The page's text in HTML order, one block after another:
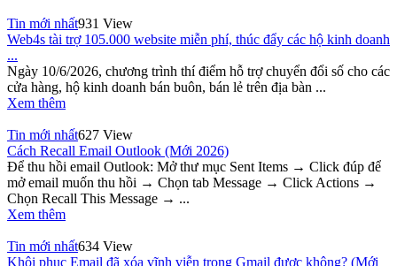
Tin mới nhất931 View
Web4s tài trợ 105.000 website miễn phí, thúc đẩy các hộ kinh doanh
...
Ngày 10/6/2026, chương trình thí điểm hỗ trợ chuyển đổi số cho các
cửa hàng, hộ kinh doanh bán buôn, bán lẻ trên địa bàn ...
Xem thêm
Tin mới nhất627 View
Cách Recall Email Outlook (Mới 2026)
Để thu hồi email Outlook: Mở thư mục Sent Items → Click đúp để
mở email muốn thu hồi → Chọn tab Message → Click Actions →
Chọn Recall This Message → ...
Xem thêm
Tin mới nhất634 View
Khôi phục Email đã xóa vĩnh viễn trong Gmail được không? (Mới